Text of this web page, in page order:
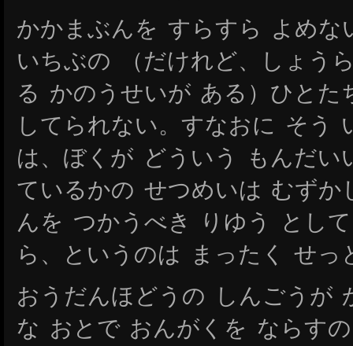
かかまぶんを すらすら よめな
いちぶの （だけれど、しょう
る かのうせいが ある）ひと
してられない。すなおに そう
は、ぼくが どういう もんだ
ているかの せつめいは むずか
んを つかうべき りゆう とし
ら、というのは まったく せっ
おうだんほどうの しんごうが
な おとで おんがくを ならす